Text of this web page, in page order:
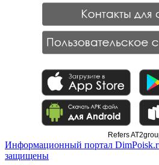
Refers
Информационный портал
защищены